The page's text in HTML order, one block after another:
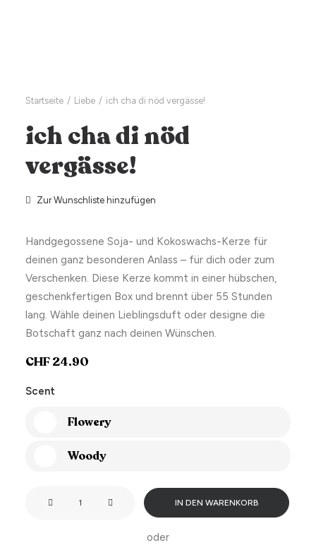
Startseite Liebe ich cha di nöd vergässe!
ich cha di nöd
vergässe!
Zur Wunschliste hinzufügen
Handgegossene Soja- und Kokoswachs-Kerze für
deinen ganz besonderen Anlass – für dich oder zum
Verschenken. Diese Kerze kommt in einer hübschen,
geschenkfertigen Box und brennt über 55 Stunden
lang. Wähle deinen Lieblingsduft oder designe die
Botschaft ganz nach deinen Wünschen.
CHF24.90
Scent
Flowery
Woody
IN DEN WARENKORB
oder